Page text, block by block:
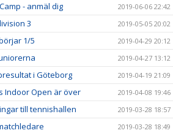
- anmäl dig 2019-06-06 22:42
3 2019-05-05 20:02
1/5 2019-04-29 20:12
2019-04-27 13:12
i Göteborg 2019-04-19 21:09
Indoor Open är över 2019-04-08 19:46
till tennishallen 2019-03-28 18:57
2019-03-28 18:49